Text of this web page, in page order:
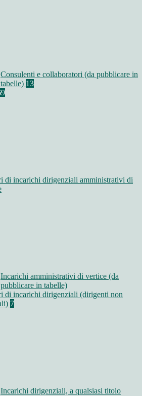
Consulenti e collaboratori (da pubblicare in
tabelle) 13
di incarichi dirigenziali amministrativi di
Incarichi amministrativi di vertice (da
pubblicare in tabelle)
di incarichi dirigenziali (dirigenti non
7
Incarichi dirigenziali, a qualsiasi titolo